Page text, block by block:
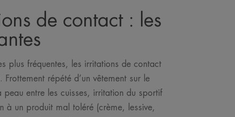
de contact : les
plus fréquentes, les irritations de contact
Frottement répété d’un vêtement sur le
peau entre les cuisses, irritation du sportif
à un produit mal toléré (crème, lessive,